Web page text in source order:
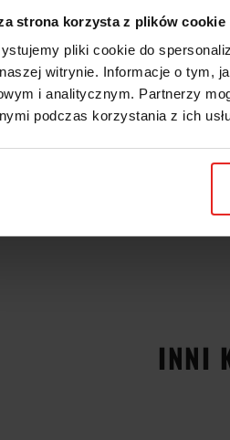
strona korzysta z plików cookie
pliki cookie do
witrynie. Informacje o tym,
i analitycznym. Partnerzy
podczas korzystania z ich
INNI